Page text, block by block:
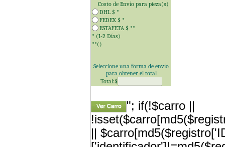
Costo de Envío para pieza(s)
DHL $ *
FEDEX $ *
ESTAFETA $ **
* (1-2 Días)
**()
Seleccione una forma de envío
para obtener el total
Total:$
"; if(!$carro ||
||